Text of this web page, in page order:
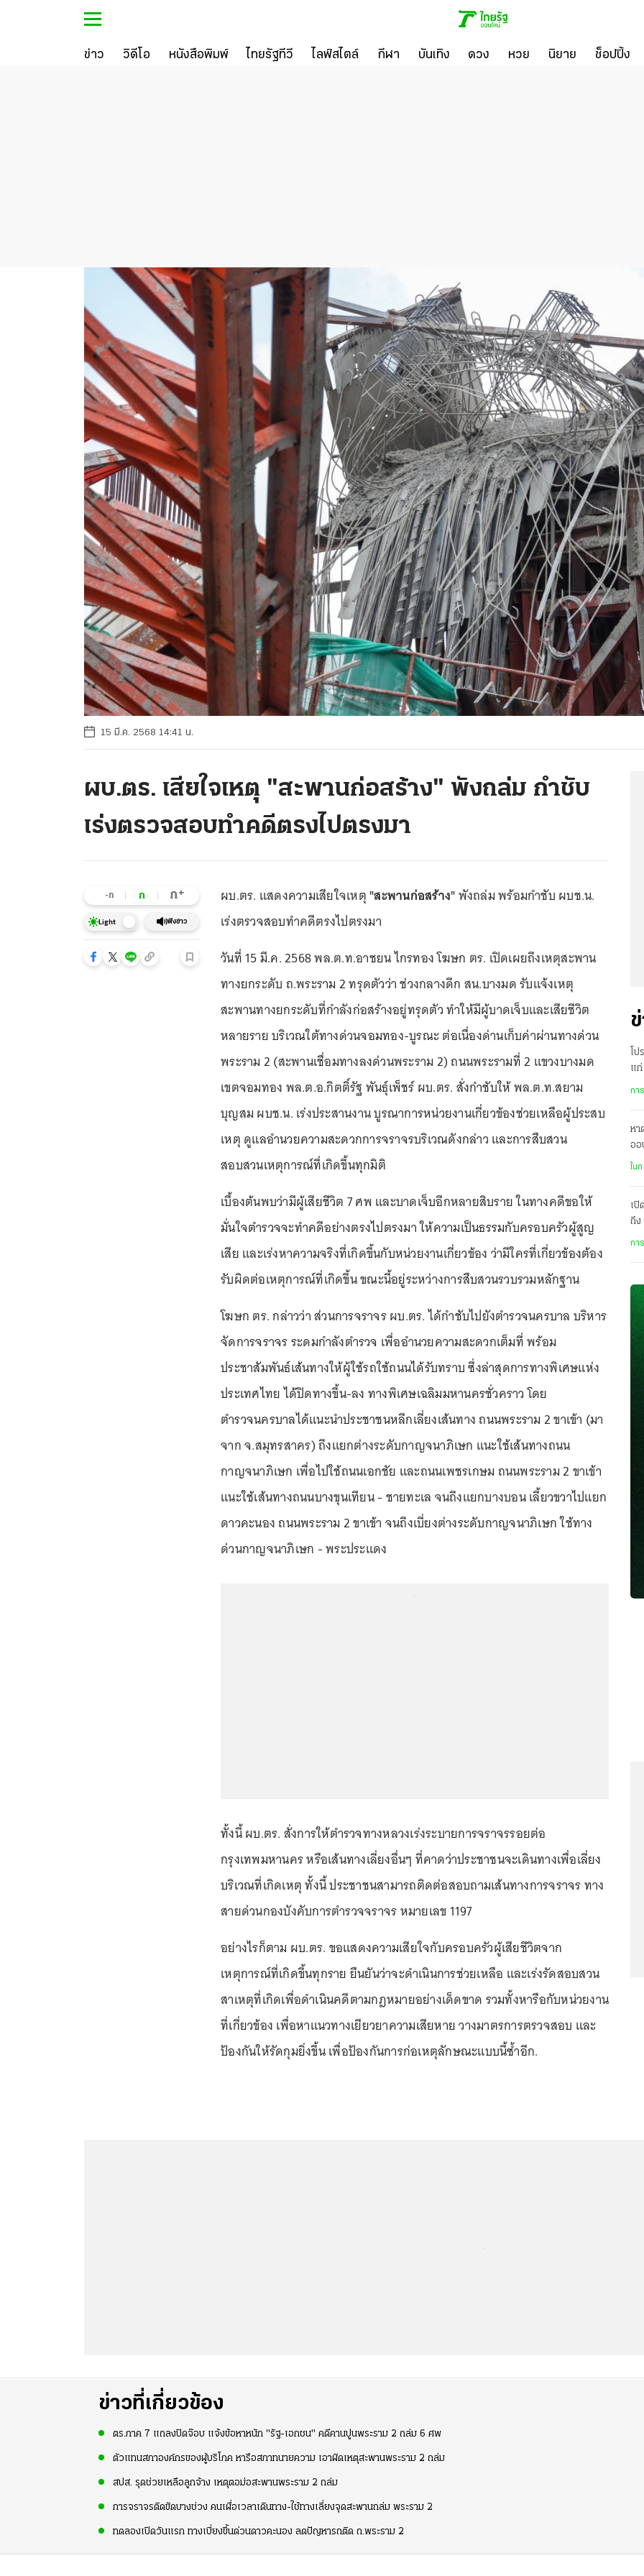
ข่าว วิดีโอ หนังสือพิมพ์ ไทยรัฐทีวี ไลฟ์สไตล์ กีฬา บันเทิง ดวง หวย นิยาย ช็อปปิ้ง
15 มี.ค. 2568 14:41 น.
ผบ.ตร. เสียใจเหตุ "สะพานก่อสร้าง" พังถล่ม กำชับ
เร่งตรวจสอบทำคดีตรงไปตรงมา
-ก ก ก+
Light ฟังข่าว
ผบ.ตร. แสดงความเสียใจเหตุ "สะพานก่อสร้าง"พังถล่ม พร้อมกำชับ ผบช.น.
เร่งตรวจสอบทำคดีตรงไปตรงมา
วันที่ 15 มี.ค. 2568 พล.ต.ท.อาชยน ไกรทอง โฆษก ตร. เปิดเผยถึงเหตุสะพาน
ทางยกระดับ ถ.พระราม 2 ทรุดตัวว่า ช่วงกลางดึก สน.บางมด รับแจ้งเหตุ
สะพานทางยกระดับที่กำลังก่อสร้างอยู่ทรุดตัว ทำให้มีผู้บาดเจ็บและเสียชีวิต
หลายราย บริเวณใต้ทางด่วนจอมทอง-บูรณะ ต่อเนื่องด่านเก็บค่าผ่านทางด่วน
พระราม 2 (สะพานเชื่อมทางลงด่วนพระราม 2) ถนนพระรามที่ 2 แขวงบางมด
เขตจอมทอง พล.ต.อ.กิตติ์รัฐ พันธุ์เพ็ชร์ ผบ.ตร. สั่งกำชับให้ พล.ต.ท.สยาม
บุญสม ผบช.น. เร่งประสานงาน บูรณาการหน่วยงานเกี่ยวข้องช่วยเหลือผู้ประสบ
เหตุ ดูแลอำนวยความสะดวกการจราจรบริเวณดังกล่าว และการสืบสวน
สอบสวนเหตุการณ์ที่เกิดขึ้นทุกมิติ
เบื้องต้นพบว่ามีผู้เสียชีวิต 7 ศพ และบาดเจ็บอีกหลายสิบราย ในทางคดีขอให้
มั่นใจตำรวจจะทำคดีอย่างตรงไปตรงมา ให้ความเป็นธรรมกับครอบครัวผู้สูญ
เสีย และเร่งหาความจริงที่เกิดขึ้นกับหน่วยงานเกี่ยวข้อง ว่ามีใครที่เกี่ยวข้องต้อง
รับผิดต่อเหตุการณ์ที่เกิดขึ้น ขณะนี้อยู่ระหว่างการสืบสวนรวบรวมหลักฐาน
โฆษก ตร. กล่าวว่า ส่วนการจราจร ผบ.ตร. ได้กำชับไปยังตำรวจนครบาล บริหาร
จัดการจราจร ระดมกำลังตำรวจ เพื่ออำนวยความสะดวกเต็มที่ พร้อม
ประชาสัมพันธ์เส้นทางให้ผู้ใช้รถใช้ถนนได้รับทราบ ซึ่งล่าสุดการทางพิเศษแห่ง
ประเทศไทย ได้ปิดทางขึ้น-ลง ทางพิเศษเฉลิมมหานครชั่วคราว โดย
ตำรวจนครบาลได้แนะนำประชาชนหลีกเลี่ยงเส้นทาง ถนนพระราม 2 ขาเข้า (มา
จาก จ.สมุทรสาคร) ถึงแยกต่างระดับกาญจนาภิเษก แนะใช้เส้นทางถนน
กาญจนาภิเษก เพื่อไปใช้ถนนเอกชัย และถนนเพชรเกษม ถนนพระราม 2 ขาเข้า
แนะใช้เส้นทางถนนบางขุนเทียน - ชายทะเล จนถึงแยกบางบอน เลี้ยวขวาไปแยก
ดาวคะนอง ถนนพระราม 2 ขาเข้า จนถึงเบี่ยงต่างระดับกาญจนาภิเษก ใช้ทาง
ด่วนกาญจนาภิเษก - พระประแดง
ทั้งนี้ ผบ.ตร. สั่งการให้ตำรวจทางหลวงเร่งระบายการจราจรรอยต่อ
กรุงเทพมหานคร หรือเส้นทางเลี่ยงอื่นๆ ที่คาดว่าประชาชนจะเดินทางเพื่อเลี่ยง
บริเวณที่เกิดเหตุ ทั้งนี้ ประชาชนสามารถติดต่อสอบถามเส้นทางการจราจร ทาง
สายด่วนกองบังคับการตำรวจจราจร หมายเลข 1197
อย่างไรก็ตาม ผบ.ตร. ขอแสดงความเสียใจกับครอบครัวผู้เสียชีวิตจาก
เหตุการณ์ที่เกิดขึ้นทุกราย ยืนยันว่าจะดำเนินการช่วยเหลือ และเร่งรัดสอบสวน
สาเหตุที่เกิดเพื่อดำเนินคดีตามกฎหมายอย่างเด็ดขาด รวมทั้งหารือกับหน่วยงาน
ที่เกี่ยวข้อง เพื่อหาแนวทางเยียวยาความเสียหาย วางมาตรการตรวจสอบ และ
ป้องกันให้รัดกุมยิ่งขึ้น เพื่อป้องกันการก่อเหตุลักษณะแบบนี้ซ้ำอีก.
โป
แก่
กา
หา
ออ
ต่า
ใน
เปิ
ถึง
กา
ข่าวที่เกี่ยวข้อง
ตร.ภาค 7 แถลงปิดจ๊อบ แจ้งข้อหาหนัก "รัฐ-เอกชน" คดีคานปูนพระราม 2 ถล่ม 6 ศพ
ตัวแทนสภาองค์กรของผู้บริโภค หารือสภาทนายความ เอาผิดเหตุสะพานพระราม 2 ถล่ม
สปส. รุดช่วยเหลือลูกจ้าง เหตุตอม่อสะพานพระราม 2 ถล่ม
การจราจรติดขัดบางช่วง คนเผื่อเวลาเดินทาง-ใช้ทางเลี่ยงจุดสะพานถล่ม พระราม 2
ทดลองเปิดวันแรก ทางเบี่ยงขึ้นด่วนดาวคะนอง ลดปัญหารถติด ถ.พระราม 2